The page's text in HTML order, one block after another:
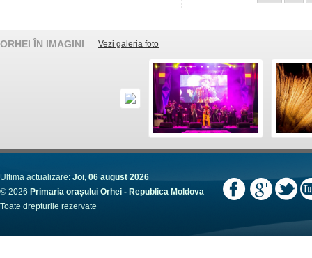
ORHEI ÎN IMAGINI Vezi galeria foto
Ultima actualizare: Joi, 06 august 2026
© 2026 Primaria orașului Orhei - Republica Moldova
Toate drepturile rezervate